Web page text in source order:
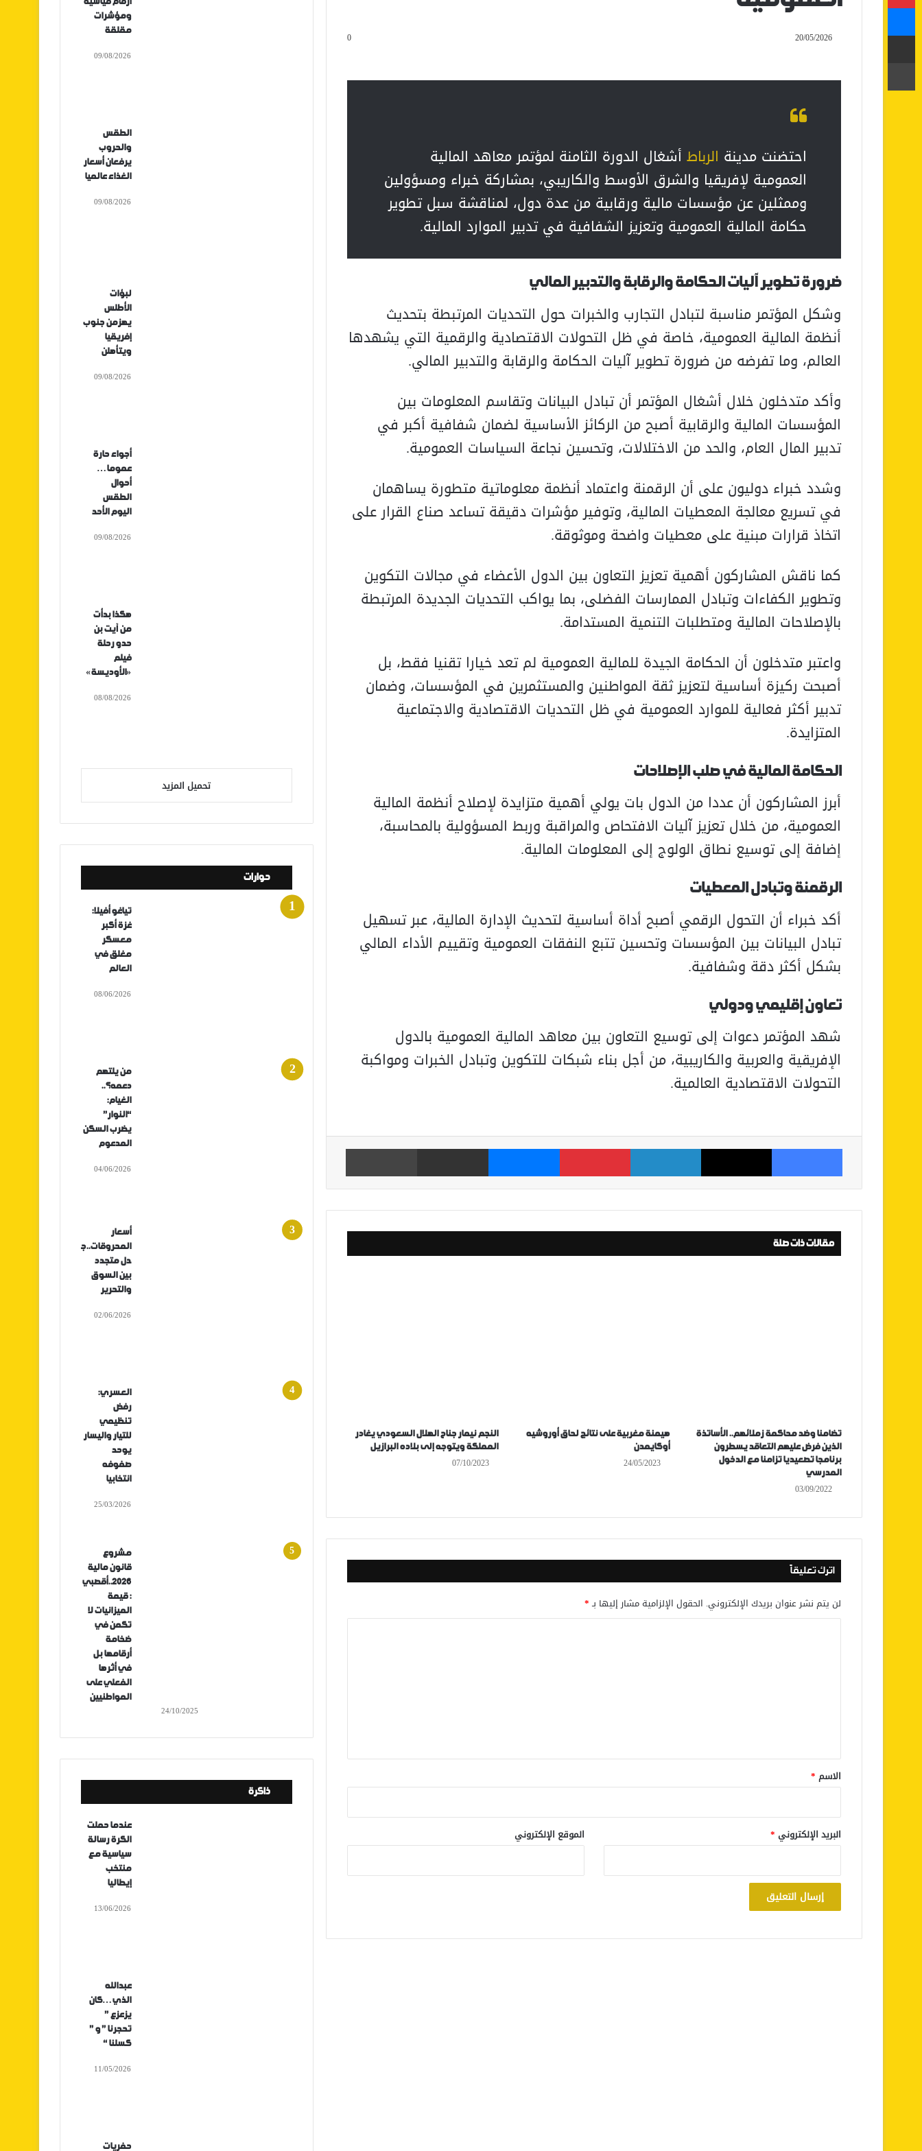
20/05/2026
0
احتضنت مدينة الرباط أشغال الدورة الثامنة لمؤتمر معاهد المالية
العمومية لإفريقيا والشرق الأوسط والكاريبي، بمشاركة خبراء ومسؤولين
وممثلين عن مؤسسات مالية ورقابية من عدة دول، لمناقشة سبل تطوير
حكامة المالية العمومية وتعزيز الشفافية في تدبير الموارد المالية.
ضرورة تطوير آليات الحكامة والرقابة والتدبير المالي
وشكل المؤتمر مناسبة لتبادل التجارب والخبرات حول التحديات المرتبطة بتحديث
أنظمة المالية العمومية، خاصة في ظل التحولات الاقتصادية والرقمية التي يشهدها
العالم، وما تفرضه من ضرورة تطوير آليات الحكامة والرقابة والتدبير المالي.
وأكد متدخلون خلال أشغال المؤتمر أن تبادل البيانات وتقاسم المعلومات بين
المؤسسات المالية والرقابية أصبح من الركائز الأساسية لضمان شفافية أكبر في
تدبير المال العام، والحد من الاختلالات، وتحسين نجاعة السياسات العمومية.
وشدد خبراء دوليون على أن الرقمنة واعتماد أنظمة معلوماتية متطورة يساهمان
في تسريع معالجة المعطيات المالية، وتوفير مؤشرات دقيقة تساعد صناع القرار على
اتخاذ قرارات مبنية على معطيات واضحة وموثوقة.
كما ناقش المشاركون أهمية تعزيز التعاون بين الدول الأعضاء في مجالات التكوين
وتطوير الكفاءات وتبادل الممارسات الفضلى، بما يواكب التحديات الجديدة المرتبطة
بالإصلاحات المالية ومتطلبات التنمية المستدامة.
واعتبر متدخلون أن الحكامة الجيدة للمالية العمومية لم تعد خيارا تقنيا فقط، بل
أصبحت ركيزة أساسية لتعزيز ثقة المواطنين والمستثمرين في المؤسسات، وضمان
تدبير أكثر فعالية للموارد العمومية في ظل التحديات الاقتصادية والاجتماعية
المتزايدة.
الحكامة المالية في صلب الإصلاحات
أبرز المشاركون أن عددا من الدول بات يولي أهمية متزايدة لإصلاح أنظمة المالية
العمومية، من خلال تعزيز آليات الافتحاص والمراقبة وربط المسؤولية بالمحاسبة،
إضافة إلى توسيع نطاق الولوج إلى المعلومات المالية.
الرقمنة وتبادل المعطيات
أكد خبراء أن التحول الرقمي أصبح أداة أساسية لتحديث الإدارة المالية، عبر تسهيل
تبادل البيانات بين المؤسسات وتحسين تتبع النفقات العمومية وتقييم الأداء المالي
بشكل أكثر دقة وشفافية.
تعاون إقليمي ودولي
شهد المؤتمر دعوات إلى توسيع التعاون بين معاهد المالية العمومية بالدول
الإفريقية والعربية والكاريبية، من أجل بناء شبكات للتكوين وتبادل الخبرات ومواكبة
التحولات الاقتصادية العالمية.
فيسبوك ‫X لينكدإن بينتيريست ماسنجر مشاركة عبر البريد
مقالات ذات صلة
تضامنا وضد محاكمة زملائهم.. الأساتذة
الذين فرض عليهم التعاقد يسطرون
برنامجا تصعيديا تزامنا مع الدخول
المدرسي
03/09/2022
هيمنة مغربية على نتائج لحاق أوروشيه
أوكايمدن
24/05/2023
النجم نيمار جناح الهلال السعودي يغادر
المملكة ويتوجه إلى بلاده البرازيل
07/10/2023
اترك تعليقاً
لن يتم نشر عنوان بريدك الإلكتروني. الحقول الإلزامية مشار إليها بـ*
*
الاسم *
البريد الإلكتروني * الموقع الإلكتروني
ومؤشرات
مقلقة
09/08/2026
الطقس
والحروب
يرفعان أسعار
الغذاء عالميا
09/08/2026
لبؤات
الأطلس
يهزمن جنوب
إفريقيا
ويتأهلن
09/08/2026
أجواء حارة
عموما…
أحوال
الطقس
اليوم الأحد
09/08/2026
هكذا بدأت
من آيت بن
حدو رحلة
فيلم
«الأوديسة»
08/08/2026
تحميل المزيد
حوارات
تياغو أفيلا:
غزة أكبر
معسكر
مغلق في
العالم
08/06/2026
من يلتهم
دعمه؟..
الغيام:
“النوار”
يضرب السكن
المدعوم
04/06/2026
أسعار
المحروقات..ج
دل متجدد
بين السوق
والتحرير
02/06/2026
العسري:
رفض
تنظيمي
للتيار واليسار
يوحد
صفوفه
انتخابيا
25/03/2026
مشروع
قانون مالية
2026..أقصبي
: قيمة
الميزانيات لا
تكمن في
ضخامة
أرقامها بل
في أثرها
الفعلي على
المواطنيين
24/10/2025
ذاكرة
عندما حملت
الكرة رسالة
سياسية مع
منتخب
إيطاليا
13/06/2026
عبدالله
الذي…كان
يزعزع ”
تحجرنا ” و ”
كسلنا “
11/05/2026
حفريات